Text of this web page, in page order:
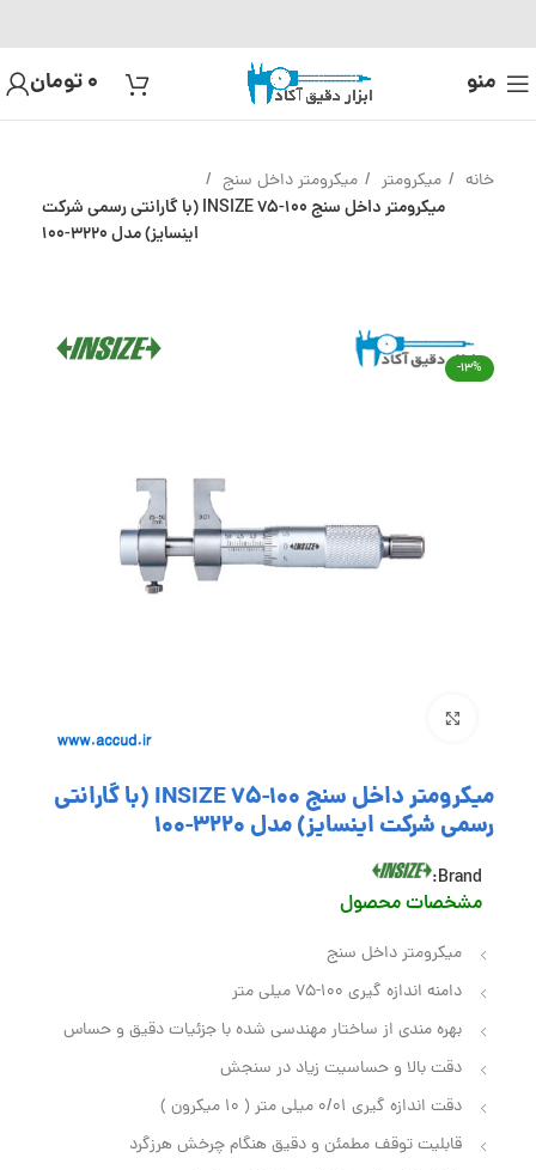
منو 0تومان
خانه میکرومتر میکرومتر داخل سنج
میکرومتر داخل سنج 100-75 INSIZE (با گارانتی رسمی شرکت
اینسایز) مدل 3220-100
-13%
میکرومتر داخل سنج 100-75 INSIZE (با گارانتی
رسمی شرکت اینسایز) مدل 3220-100
Brand:
مشخصات محصول
میکرومتر داخل سنج
دامنه اندازه گیری 100-75 میلی متر
بهره‌ مندی از ساختار مهندسی‌ شده با جزئیات دقیق و حساس
دقت بالا و حساسیت زیاد در سنجش
دقت اندازه گیری 0/01 میلی متر ( 10 میکرون )
قابلیت توقف مطمئن و دقیق هنگام چرخش هرزگرد